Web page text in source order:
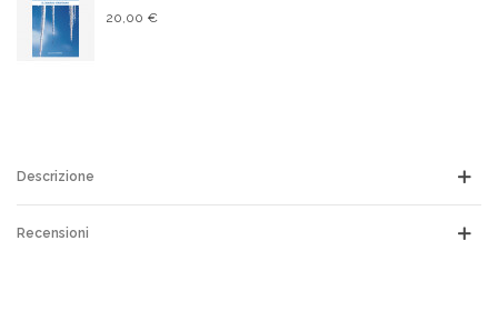
20,00 €
Descrizione
Recensioni